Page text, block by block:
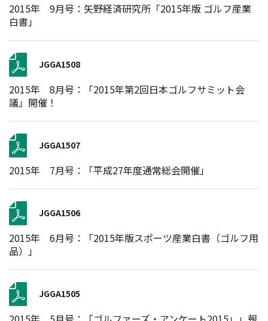
2015年 9月号：矢野経済研究所「2015年版 ゴルフ産業
白書」
JGGA1508
2015年 8月号：「2015年第2回日本ゴルフサミット会
議」開催！
JGGA1507
2015年 7月号：「平成27年度通常総会開催」
JGGA1506
2015年 6月号：「2015年版スポーツ産業白書（ゴルフ用
品）」
JGGA1505